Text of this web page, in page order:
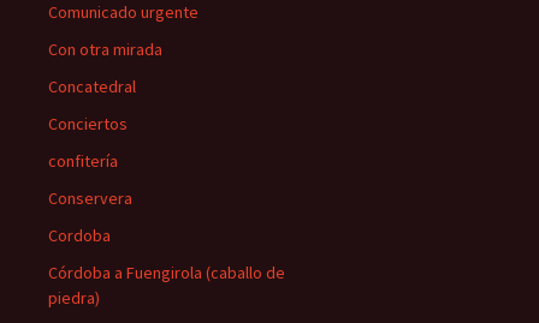
Comunicado urgente
Con otra mirada
Concatedral
Conciertos
confitería
Conservera
Cordoba
Córdoba a Fuengirola (caballo de
piedra)